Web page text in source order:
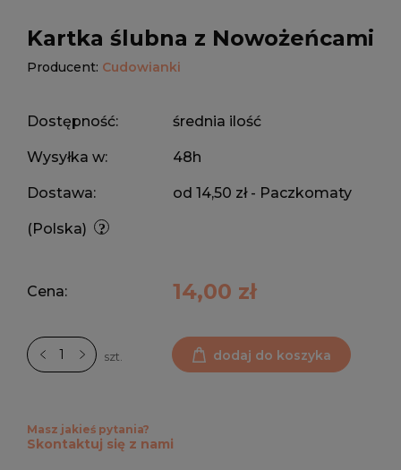
Kartka ślubna z Nowożeńcami
Producent: Cudowianki
Dostępność: średnia ilość
Wysyłka w: 48h
Dostawa: od 14,50 zł - Paczkomaty
(Polska)
Cena: 14,00 zł
szt. dodaj do koszyka
Masz jakieś pytania?
Skontaktuj się z nami